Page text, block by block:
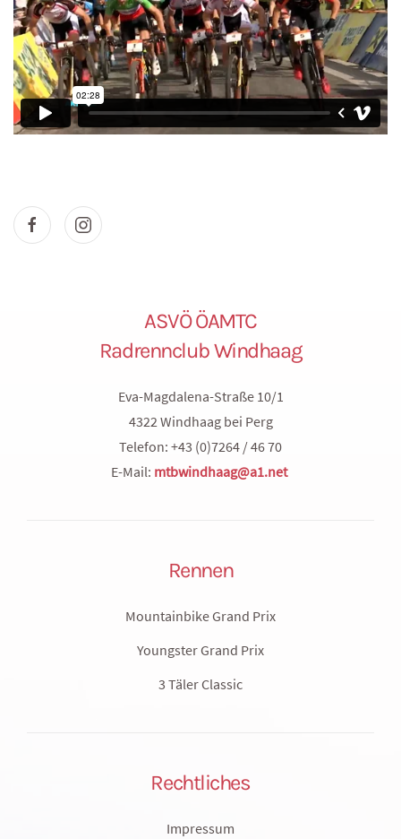
ASVÖ ÖAMTC
Radrennclub Windhaag
Eva-Magdalena-Straße 10/1
4322 Windhaag bei Perg
Telefon: +43 (0)7264 / 46 70
E-Mail: mtbwindhaag@a1.net
Rennen
Mountainbike Grand Prix
Youngster Grand Prix
3 Täler Classic
Rechtliches
Impressum